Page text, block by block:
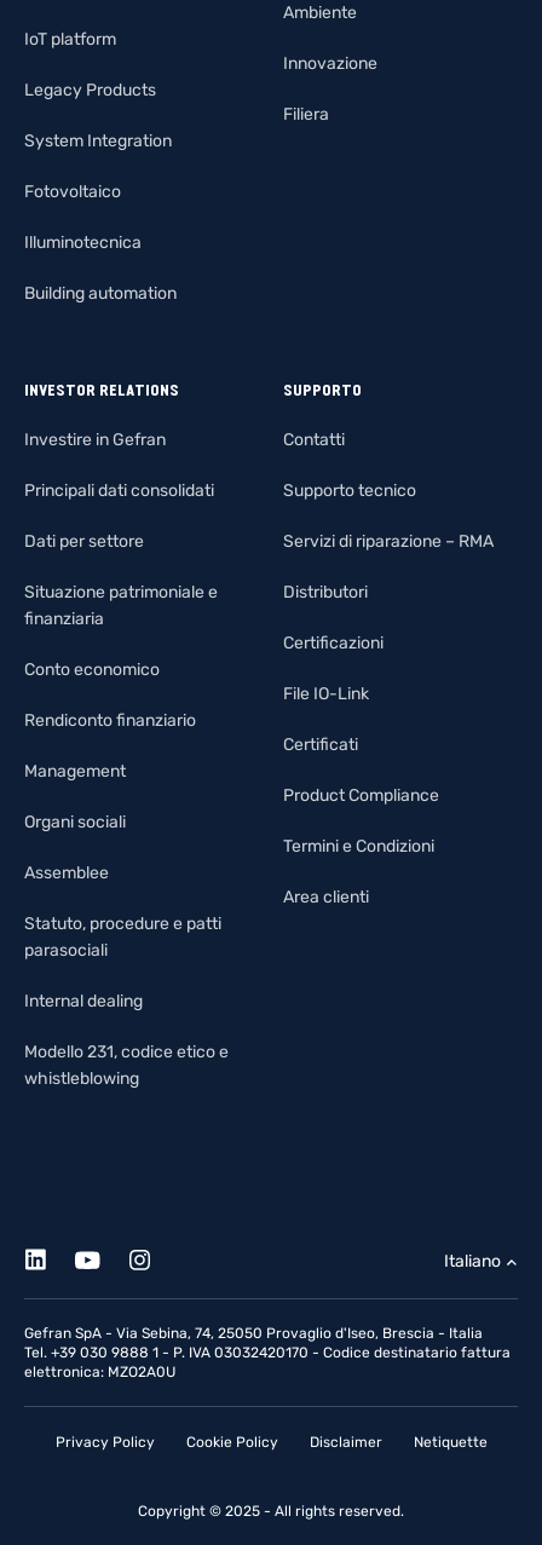
IoT platform
Legacy Products
System Integration
Fotovoltaico
Illuminotecnica
Building automation
Ambiente
Innovazione
Filiera
INVESTOR RELATIONS
Investire in Gefran
Principali dati consolidati
Dati per settore
Situazione patrimoniale e
finanziaria
Conto economico
Rendiconto finanziario
Management
Organi sociali
Assemblee
Statuto, procedure e patti
parasociali
Internal dealing
Modello 231, codice etico e
whistleblowing
SUPPORTO
Contatti
Supporto tecnico
Servizi di riparazione – RMA
Distributori
Certificazioni
File IO-Link
Certificati
Product Compliance
Termini e Condizioni
Area clienti
Gefran SpA - Via Sebina, 74, 25050 Provaglio d'Iseo, Brescia - Italia
Tel. +39 030 9888 1 - P. IVA 03032420170 - Codice destinatario fattura
elettronica: MZO2A0U
Italiano
Privacy Policy Cookie Policy Disclaimer Netiquette
Copyright © 2025 - All rights reserved.